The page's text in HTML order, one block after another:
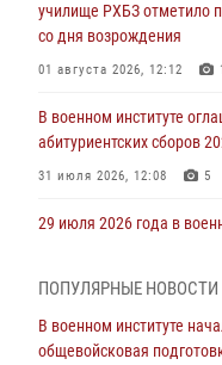
училище РХБЗ отметило
со дня возрождения
01 августа 2026, 12:12
В военном институте
абитуриентских сборов
31 июля 2026, 12:08 5
29 июля 2026 года в
29 июля 2026 года
ПОПУЛЯРНЫЕ НОВОСТИ
В военном институте
общевойсковая